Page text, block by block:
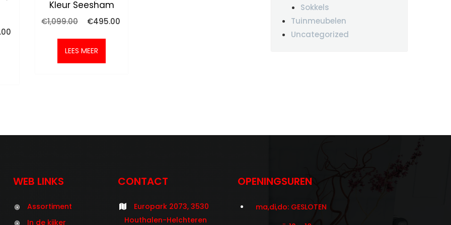
Kleur Seesham
€1,099.00
Oorspronkelijke
was:
€1,099.00.
€495.00
LEES MEER
Sokkels
Tuinmeubelen
Uncategorized
WEB LINKS
Assortiment
In de kijker
CONTACT
Europark 2073, 3530
Houthalen-Helchteren
OPENINGSUREN
ma,di,do: GESLOTEN